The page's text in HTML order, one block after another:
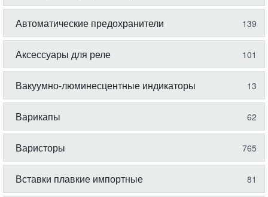
Автоматические предохранители 139
Аксессуары для реле 101
Вакуумно-люминесцентные индикаторы 13
Варикапы 62
Варисторы 765
Вставки плавкие импортные 81